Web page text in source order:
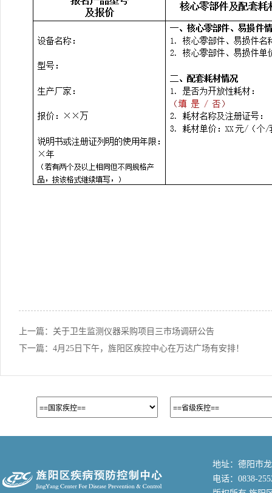
上一篇： 关于卫生监测仪器采购项目三市场调研公告
下一篇： 4月25日下午，旌阳区疾控中心在万达广场有安排！
地址：德阳市
电话：0838-